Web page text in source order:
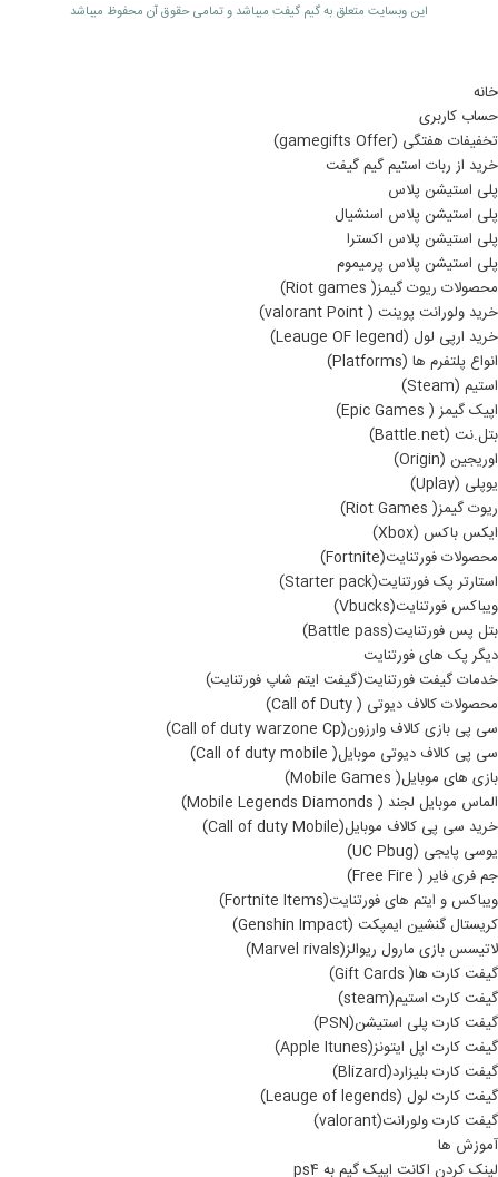
اين وبسايت متعلق به گیم گیفت ميباشد و تمامی حقوق آن محفوظ ميباشد
خانه
حساب کاربری
تخفیفات هفتگی (gamegifts Offer)
خرید از ربات استیم گیم گیفت
پلی استیشن پلاس
پلی استیشن پلاس اسنشیال
پلی استیشن پلاس اکسترا
پلی استیشن پلاس پرمیموم
محصولات ریوت گیمز( Riot games)
خرید ولورانت پوینت ( valorant Point)
خرید ارپی لول (Leauge OF legend)
انواع پلتفرم ها (Platforms)
استیم (Steam)
اپیک گیمز ( Epic Games)
بتل.نت (Battle.net)
اوریجین (Origin)
یوپلی (Uplay)
ریوت گیمز( Riot Games)
ایکس باکس (Xbox)
محصولات فورتنایت(Fortnite)
استارتر پک فورتنایت(Starter pack)
ویباکس فورتنایت(Vbucks)
بتل پس فورتنایت(Battle pass)
دیگر پک های فورتنایت
خدمات گیفت فورتنایت(گیفت ایتم شاپ فورتنایت)
محصولات کالاف دیوتی ( Call of Duty)
سی پی بازی کالاف وارزون(Call of duty warzone Cp)
سی پی کالاف دیوتی موبایل( Call of duty mobile)
بازی های موبایل( Mobile Games)
الماس موبایل لجند ( Mobile Legends Diamonds)
خرید سی پی کالاف موبایل(Call of duty Mobile)
یوسی پایجی (UC Pbug)
جم فری فایر ( Free Fire)
ویباکس و ایتم های فورتنایت(Fortnite Items)
کریستال گنشین ایمپکت (Genshin Impact)
لاتیسس بازی مارول ریوالز(Marvel rivals)
گیفت کارت ها( Gift Cards)
گیفت کارت استیم(steam)
گیفت کارت پلی استیشن(PSN)
گیفت کارت اپل ایتونز(Apple Itunes)
گیفت کارت بلیزارد(Blizard)
گیفت کارت لول (Leauge of legends)
گیفت کارت ولورانت(valorant)
آموزش ها
لینک کردن اکانت اپیک گیم به ps4